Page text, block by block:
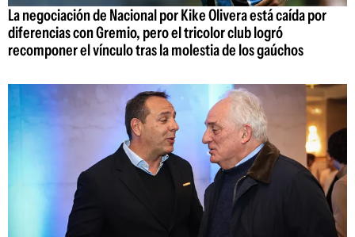
La negociación de Nacional por Kike Olivera está caída por
diferencias con Gremio, pero el tricolor club logró
recomponer el vínculo tras la molestia de los gaúchos